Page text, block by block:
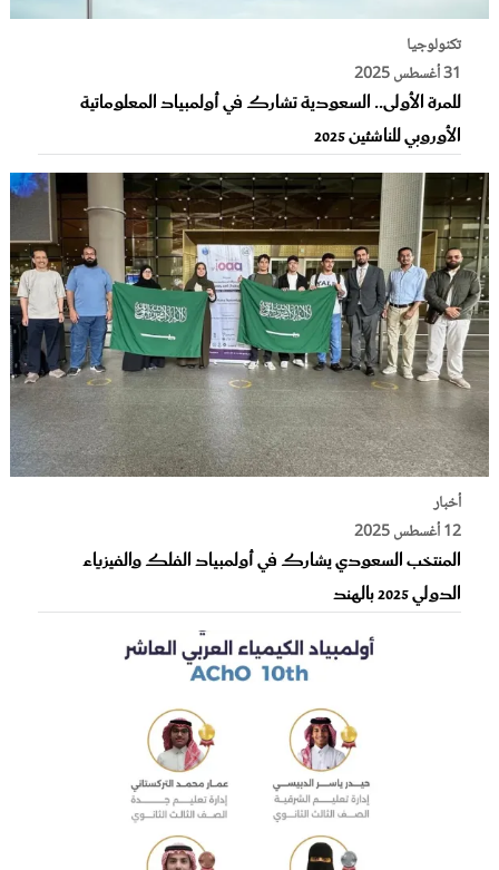
تكنولوجيا
31 أغسطس 2025
للمرة الأولى.. السعودية تشارك في أولمبياد المعلوماتية
الأوروبي للناشئين 2025
أخبار
12 أغسطس 2025
المنتخب السعودي يشارك في أولمبياد الفلك والفيزياء
الدولي 2025 بالهند